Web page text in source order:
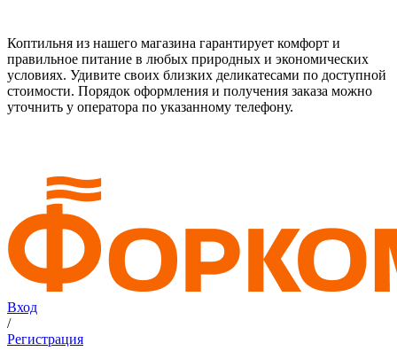
Коптильня из нашего магазина гарантирует комфорт и
правильное питание в любых природных и экономических
условиях. Удивите своих близких деликатесами по доступной
стоимости. Порядок оформления и получения заказа можно
уточнить у оператора по указанному телефону.
Вход
/
Регистрация